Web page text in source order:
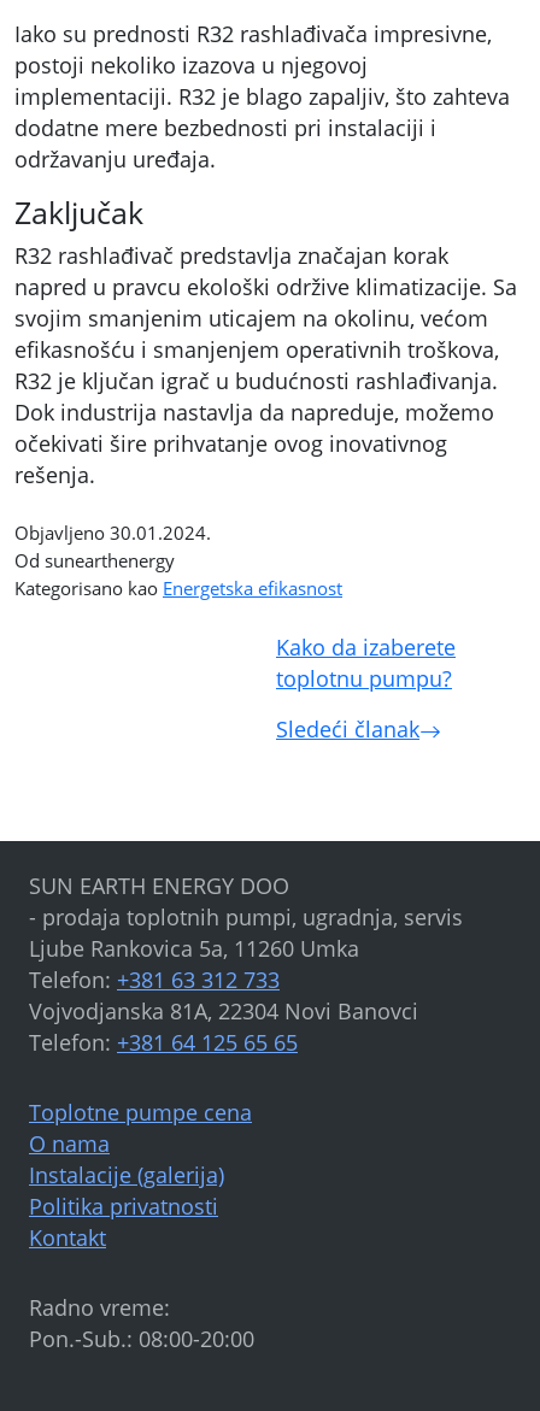
Iako su prednosti R32 rashlađivača impresivne,
postoji nekoliko izazova u njegovoj
implementaciji. R32 je blago zapaljiv, što zahteva
dodatne mere bezbednosti pri instalaciji i
održavanju uređaja.
Zaključak
R32 rashlađivač predstavlja značajan korak
napred u pravcu ekološki održive klimatizacije. Sa
svojim smanjenim uticajem na okolinu, većom
efikasnošću i smanjenjem operativnih troškova,
R32 je ključan igrač u budućnosti rashlađivanja.
Dok industrija nastavlja da napreduje, možemo
očekivati šire prihvatanje ovog inovativnog
rešenja.
Objavljeno30.01.2024.
Od sunearthenergy
Kategorisano kao Energetska efikasnost
Kako da izaberete
toplotnu pumpu?
Sledeći članak
Toplotne pumpe cena
O nama
Instalacije (galerija)
Politika privatnosti
Kontakt
SUN EARTH ENERGY DOO
- prodaja toplotnih pumpi, ugradnja, servis
Ljube Rankovica 5a, 11260 Umka
Telefon: +381 63 312 733
Vojvodjanska 81A, 22304 Novi Banovci
Telefon: +381 64 125 65 65
Radno vreme:
Pon.-Sub.: 08:00-20:00